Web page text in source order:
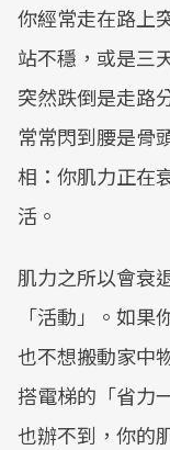
你經常走在路上
站不穩，或是三
突然跌倒是走路
常常閃到腰是骨
相：你肌力正在
活。
肌力之所以會衰
「活動」。如
也不想搬動家中
搭電梯的「省力
也辦不到，你的